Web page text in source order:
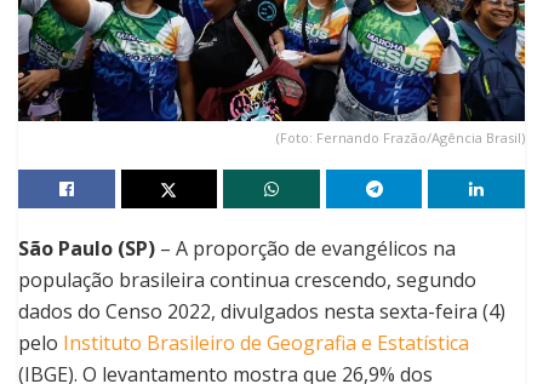
(Foto: Fernando Frazão/Agência Brasil)
São Paulo (SP) – A proporção de evangélicos na
população brasileira continua crescendo, segundo
dados do Censo 2022, divulgados nesta sexta-feira (4)
pelo Instituto Brasileiro de Geografia e Estatística
(IBGE). O levantamento mostra que 26,9% dos